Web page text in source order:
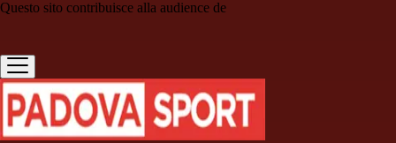
Questo sito contribuisce alla audience de